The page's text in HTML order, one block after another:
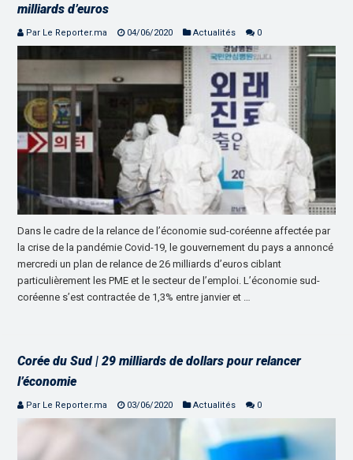
milliards d’euros
Par Le Reporter.ma 04/06/2020 Actualités 0
Dans le cadre de la relance de l’économie sud-coréenne affectée par
la crise de la pandémie Covid-19, le gouvernement du pays a annoncé
mercredi un plan de relance de 26 milliards d’euros ciblant
particulièrement les PME et le secteur de l’emploi. L’économie sud-
coréenne s’est contractée de 1,3% entre janvier et …
Corée du Sud | 29 milliards de dollars pour relancer
l’économie
Par Le Reporter.ma 03/06/2020 Actualités 0